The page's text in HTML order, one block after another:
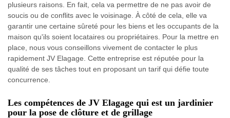
plusieurs raisons. En fait, cela va permettre de ne pas avoir de
soucis ou de conflits avec le voisinage. À côté de cela, elle va
garantir une certaine sûreté pour les biens et les occupants de la
maison qu'ils soient locataires ou propriétaires. Pour la mettre en
place, nous vous conseillons vivement de contacter le plus
rapidement JV Elagage. Cette entreprise est réputée pour la
qualité de ses tâches tout en proposant un tarif qui défie toute
concurrence.
Les compétences de JV Elagage qui est un jardinier
pour la pose de clôture et de grillage